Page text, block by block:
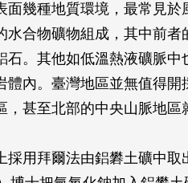
面幾種地質環境，最常見
水合物礦物組成，其中前
石。其他如低溫熱液礦脈
體內。臺灣地區並無值得
甚至北部的中央山脈地區
採用拜爾法由鋁礬土礦中